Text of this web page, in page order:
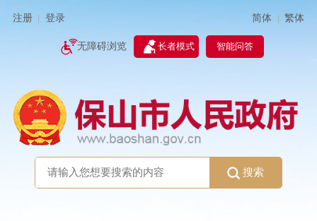
注册 登录 简体 | 繁体
无障碍浏览 长者模式 智能问答
搜索